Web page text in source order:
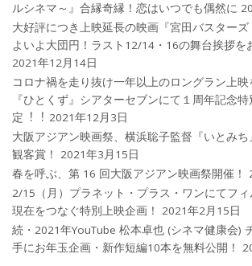
ルシネマ～』合縁奇縁！恋はいつでも偶然に
大好評につき上映延長の映画『宮田バスター
よいよ大団円！ラスト12/14・16の舞台挨拶を
2021年12月14日
コロナ禍を⾛り抜け⼀年以上のロングラン上
『ひとくず』シアターセブンにて１周年記念
定︕︕ 2021年12月3日
大阪アジアン映画祭、横浜聡子監督『いとみ
観客賞！
2021年3月15日
春を呼ぶ、第 16 回大阪アジアン映画祭開催！
2/15（月）プラネット・プラス・ワンにてフ
現在をつなぐ特別上映企画！
2021年2月15日
続・2021年YouTube 松本卓也 (シネマ健康会)
手にお年玉企画・新作短編10本を無料公開！